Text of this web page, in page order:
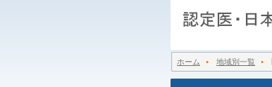
ホーム 地域別一覧